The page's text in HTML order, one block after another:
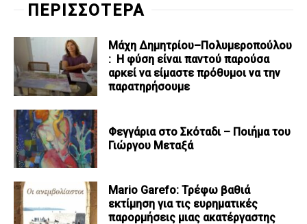
ΠΕΡΙΣΣΟΤΕΡΑ
Μάχη Δημητρίου–Πολυμεροπούλου
: Η φύση είναι παντού παρούσα
αρκεί να είμαστε πρόθυμοι να την
παρατηρήσουμε
Φεγγάρια στο Σκόταδι – Ποιήμα του
Γιώργου Μεταξά
Mario Garefo: Τρέφω βαθιά
εκτίμηση για τις ευρηματικές
παρορμήσεις μιας ακατέργαστης